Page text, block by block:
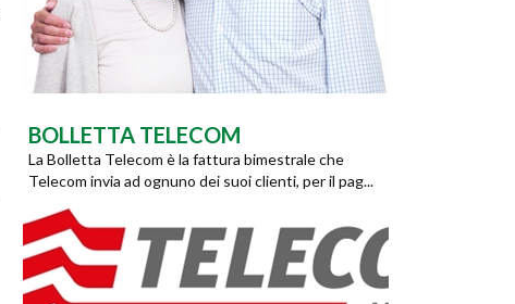
BOLLETTA TELECOM
La Bolletta Telecom è la fattura bimestrale che
Telecom invia ad ognuno dei suoi clienti, per il pag...